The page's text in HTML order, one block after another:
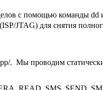
с помощью команды
JTAG) для снятия
. Мы проводим
READ_SMS,